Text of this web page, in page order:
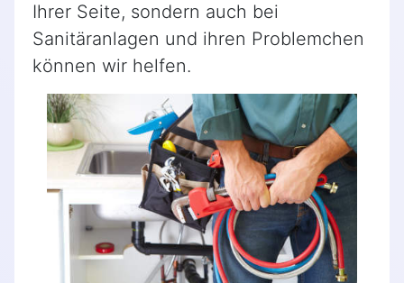
Ihrer Seite, sondern auch bei
Sanitäranlagen und ihren Problemchen
können wir helfen.